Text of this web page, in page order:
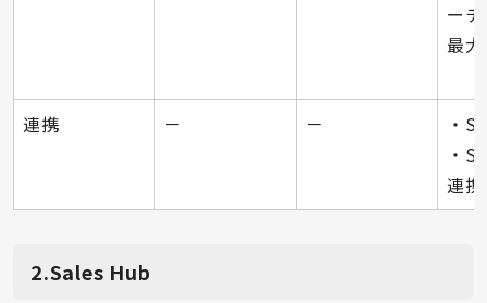
ー
最
連携 － －
・
・
連携
2.Sales Hub